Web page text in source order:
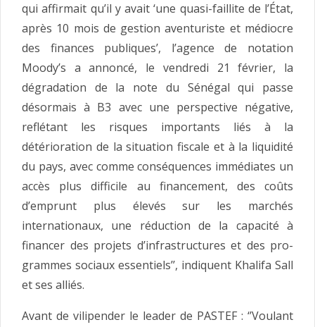
qui affirmait qu’il y avait ‘une quasi-faillite de l’État,
après 10 mois de gestion aventuriste et médiocre
des fi­nances publiques’, l’agence de no­tation
Moody’s a annoncé, le vendredi 21 février, la
dégradation de la note du Sénégal qui passe
désormais à B3 avec une perspec­tive négative,
reflétant les risques importants liés à la
détérioration de la situation fiscale et à la liqui­dité
du pays, avec comme consé­quences immédiates un
accès plus difficile au financement, des coûts
d’emprunt plus élevés sur les mar­chés
internationaux, une réduction de la capacité à
financer des pro­jets d’infrastructures et des pro­
grammes sociaux essentiels’’, indiquent Khalifa Sall
et ses alliés.
Avant de vilipender le leader de PASTEF : ‘’Voulant